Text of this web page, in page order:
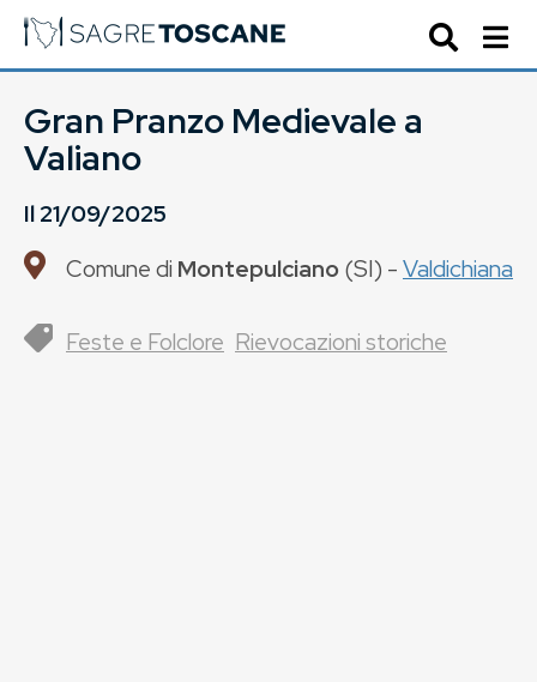
Gran Pranzo Medievale a
Valiano
Il21/09/2025
Comune di Montepulciano(SI) -Valdichiana
Feste e Folclore Rievocazioni storiche